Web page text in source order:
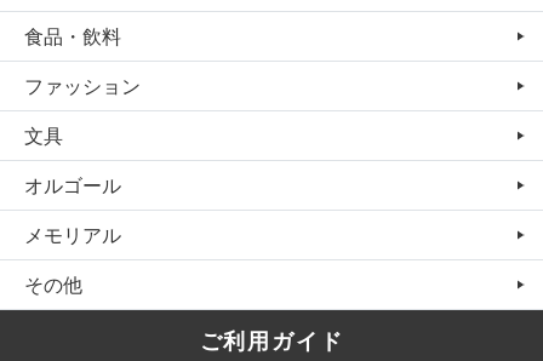
食品・飲料
ファッション
文具
オルゴール
メモリアル
その他
ご利用ガイド